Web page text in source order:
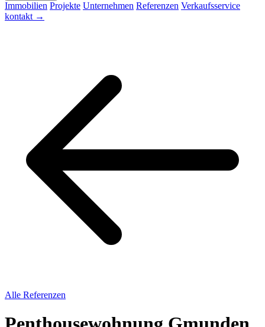
Immobilien Projekte Unternehmen Referenzen Verkaufsservice
kontakt →
Alle Referenzen